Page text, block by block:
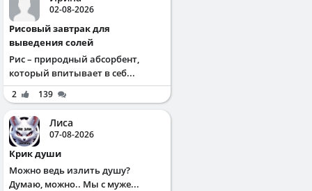
02-08-2026
Рисовый завтрак для
выведения солей
Рис – природный абсорбент,
который впитывает в себ...
2 139
Лиса
07-08-2026
Крик души
Можно ведь излить душу?
Думаю, можно.. Мы с муже...